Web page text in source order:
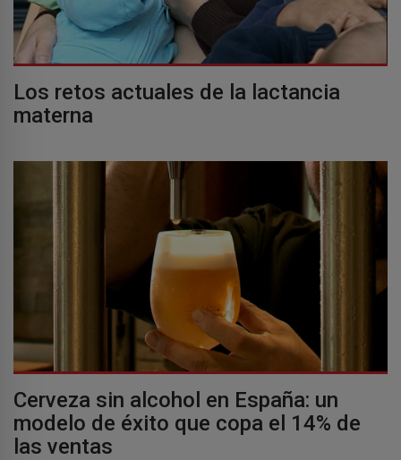
Los retos actuales de la lactancia
materna
Cerveza sin alcohol en España: un
modelo de éxito que copa el 14% de
las ventas